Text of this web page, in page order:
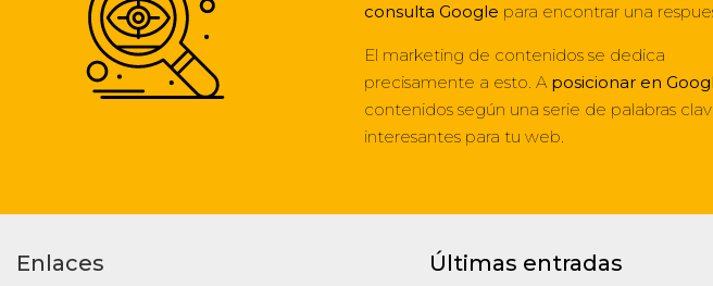
consulta Google para encontrar una
El marketing de contenidos se dedica
precisamente a esto. A posicionar en
contenidos según una serie de palabras
interesantes para tu web.
Enlaces Últimas entradas